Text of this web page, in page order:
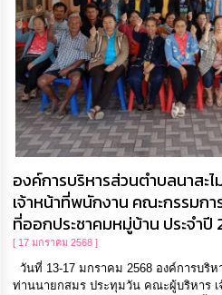
องค์การบริหารส่วนตำบลนาสะ
เจ้าหน้าที่พนักงาน คณะกรรม
ที่ออกประชาคมหมู่บ้าน ประจำปี
[ 17 มกราคม 2568 ]
วันที่ 13-17 มกราคม 2568 องค์การบริ
ท่านนายกสมร ประทุมวัน คณะผู้บริหาร